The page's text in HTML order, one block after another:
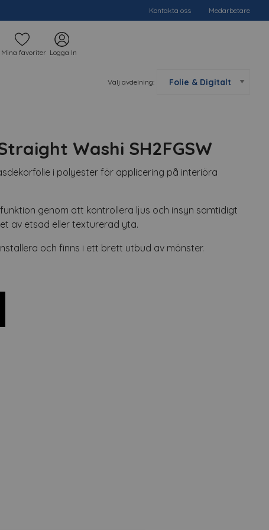
Kontakta oss Medarbetare
Mina favoriter Logga In
Välj avdelning:
Washi SH2FGSW
i polyester för applicering på interiöra
genom att kontrollera ljus och insyn samtidigt
av etsad eller texturerad yta.
och finns i ett brett utbud av mönster.